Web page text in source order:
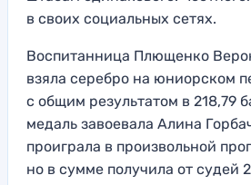
в своих социальных сетях.
Воспитанница Плющенко
взяла серебро на юниорском
с общим результатом в 218,79
медаль завоевала Алина
проиграла в произвольной
но в сумме получила от судей